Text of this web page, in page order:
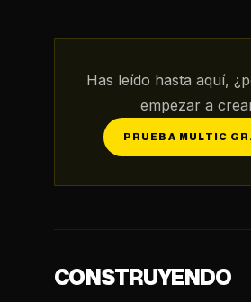
Has leído hasta aquí,
empezar a
PRUEBA MULTIC
CONSTRUYENDO